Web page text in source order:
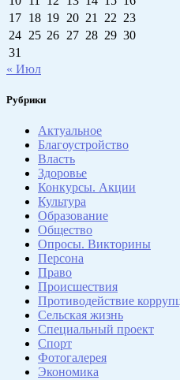
17 18 19 20 21 22 23
24 25 26 27 28 29 30
31
« Июл
Рубрики
Актуальное
Благоустройство
Власть
Здоровье
Конкурсы. Акции
Культура
Образование
Общество
Опросы. Викторины
Персона
Право
Происшествия
Противодействие
Сельская жизнь
Специальный проект
Спорт
Фотогалерея
Экономика